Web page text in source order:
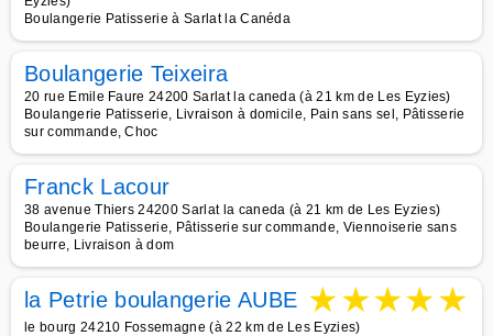
Boulangerie Patisserie à Sarlat la Canéda
Boulangerie Teixeira
20 rue Emile Faure 24200 Sarlat la caneda (à 21 km de Les Eyzies)
Boulangerie Patisserie, Livraison à domicile, Pain sans sel, Pâtisserie
sur commande, Choc
Franck Lacour
38 avenue Thiers 24200 Sarlat la caneda (à 21 km de Les Eyzies)
Boulangerie Patisserie, Pâtisserie sur commande, Viennoiserie sans
beurre, Livraison à dom
la Petrie boulangerie AUBE ★★★★★
le bourg 24210 Fossemagne (à 22 km de Les Eyzies)